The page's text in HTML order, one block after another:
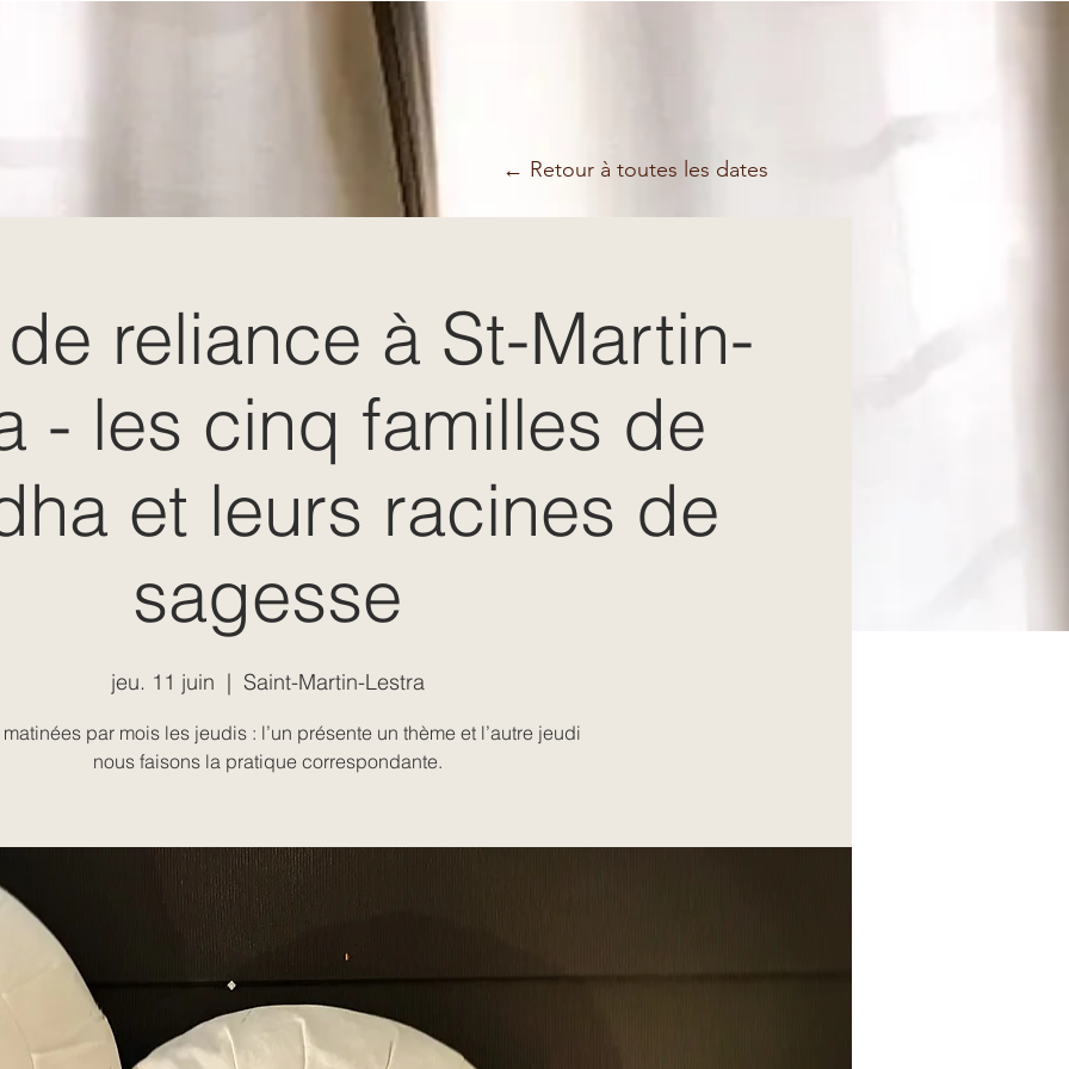
reliance à St-Martin-
- les cinq familles de
et leurs racines de
sagesse
jeu. 11 juin
  |
Saint-Martin-Lestra
par mois les jeudis : l’un présente un thème et l’autre jeudi
nous faisons la pratique correspondante.
← Retour à toutes les dates